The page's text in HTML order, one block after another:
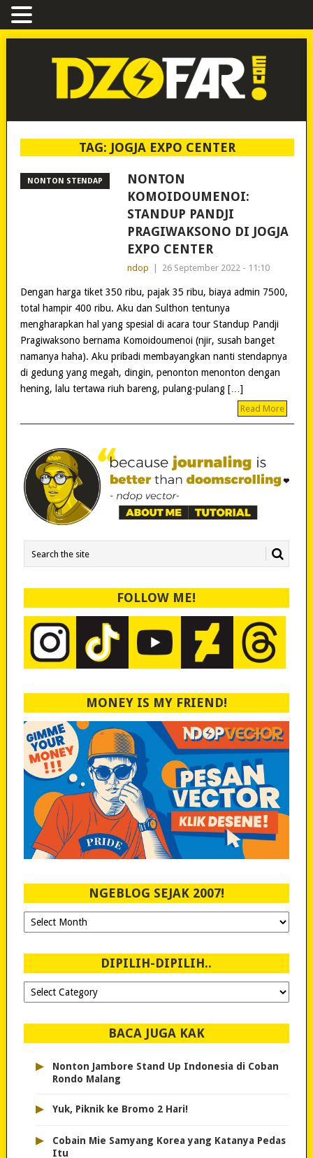
TAG: JOGJA EXPO CENTER
NONTON STENDAP
NONTON
KOMOIDOUMENOI:
STANDUP PANDJI
PRAGIWAKSONO DI JOGJA
EXPO CENTER
ndop 26 September 2022 - 11:10
Dengan harga tiket 350 ribu, pajak 35 ribu, biaya admin 7500,
total hampir 400 ribu. Aku dan Sulthon tentunya
mengharapkan hal yang spesial di acara tour Standup Pandji
Pragiwaksono bernama Komoidoumenoi (njir, susah banget
namanya haha). Aku pribadi membayangkan nanti stendapnya
di gedung yang megah, dingin, penonton menonton dengan
hening, lalu tertawa riuh bareng, pulang-pulang […]
Read More
FOLLOW ME!
MONEY IS MY FRIEND!
NGEBLOG SEJAK 2007!
Ngeblog
Sejak
DIPILIH-DIPILIH..
Dipilih-
dipilih..
BACA JUGA KAK
▸
Nonton Jambore Stand Up Indonesia di Coban
Rondo Malang
▸ Yuk, Piknik ke Bromo 2 Hari!
▸
Cobain Mie Samyang Korea yang Katanya Pedas
Itu